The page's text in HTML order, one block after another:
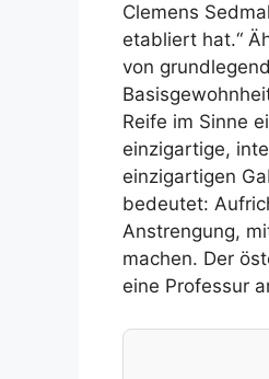
Clemens
etabliert hat.“
von
Reife im Sinne
einzigartige,
einzigartigen
bedeutet:
Anstrengung,
machen. Der
eine Professur